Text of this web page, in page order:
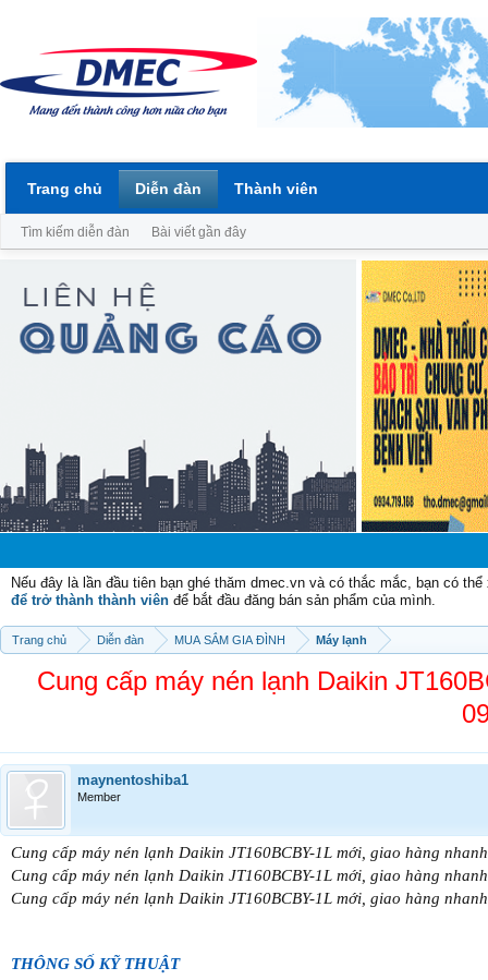
Nếu đây là lần đầu tiên bạn ghé thăm dmec.vn và có thắc mắc, bạn có
để trở thành thành viên để bắt đầu đăng bán sản phẩm của mình.
Trang chủ Diễn đàn MUA SẮM GIA ĐÌNH Máy lạnh
Cung cấp máy nén lạnh Daikin
maynentoshiba1
Member
Cung cấp máy nén lạnh Daikin JT160BCBY-1L mới, giao hàng
Cung cấp máy nén lạnh Daikin JT160BCBY-1L mới, giao hàng
Cung cấp máy nén lạnh Daikin JT160BCBY-1L mới, giao hàng
THÔNG SỐ KỸ THUẬT
Trang chủ Diễn đàn
Tìm kiếm diễn đàn Bài viết gần đây
Thành viên